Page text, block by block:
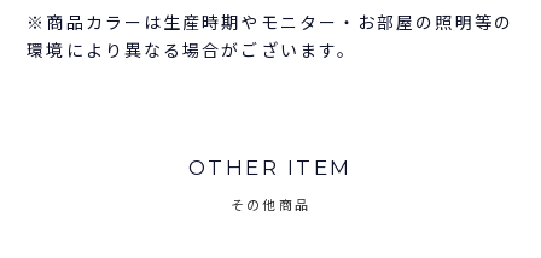
※商品カラーは生産時期やモニター・お部屋の照明等の
環境により異なる場合がございます。
OTHER ITEM
その他商品